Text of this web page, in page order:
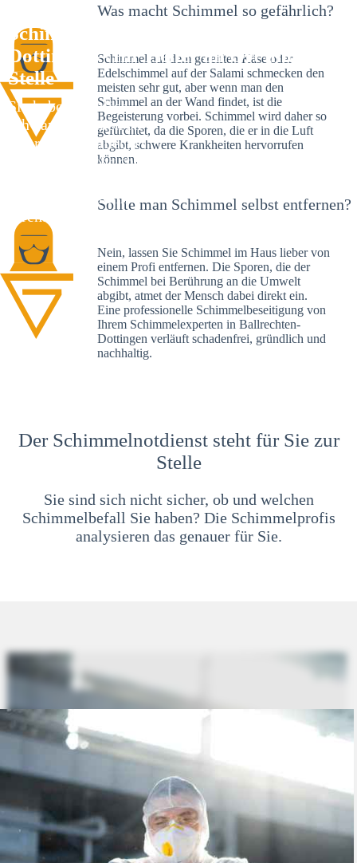
Schimmelexperte in Ballrechten-
Dottingen – Ihr Helfer an Ort und
Stelle
Sie haben kürzlich
schwarze Flecken an
Ihrer Wand entdeckt?
Schlechte Nachrichten:
Schimmelbefall in
Ihrem Haus.
Was macht Schimmel so gefährlich?
Schimmel auf dem gereiften Käse oder
Edelschimmel auf der Salami schmecken den
meisten sehr gut, aber wenn man den
Schimmel an der Wand findet, ist die
Begeisterung vorbei. Schimmel wird daher so
gefürchtet, da die Sporen, die er in die Luft
abgibt, schwere Krankheiten hervorrufen
können.
Sollte man Schimmel selbst entfernen?
Nein, lassen Sie Schimmel im Haus lieber von
einem Profi entfernen. Die Sporen, die der
Schimmel bei Berührung an die Umwelt
abgibt, atmet der Mensch dabei direkt ein.
Eine professionelle Schimmelbeseitigung von
Ihrem Schimmelexperten in Ballrechten-
Dottingen verläuft schadenfrei, gründlich und
nachhaltig.
Der Schimmelnotdienst steht für Sie zur
Stelle
Sie sind sich nicht sicher, ob und welchen
Schimmelbefall Sie haben? Die Schimmelprofis
analysieren das genauer für Sie.